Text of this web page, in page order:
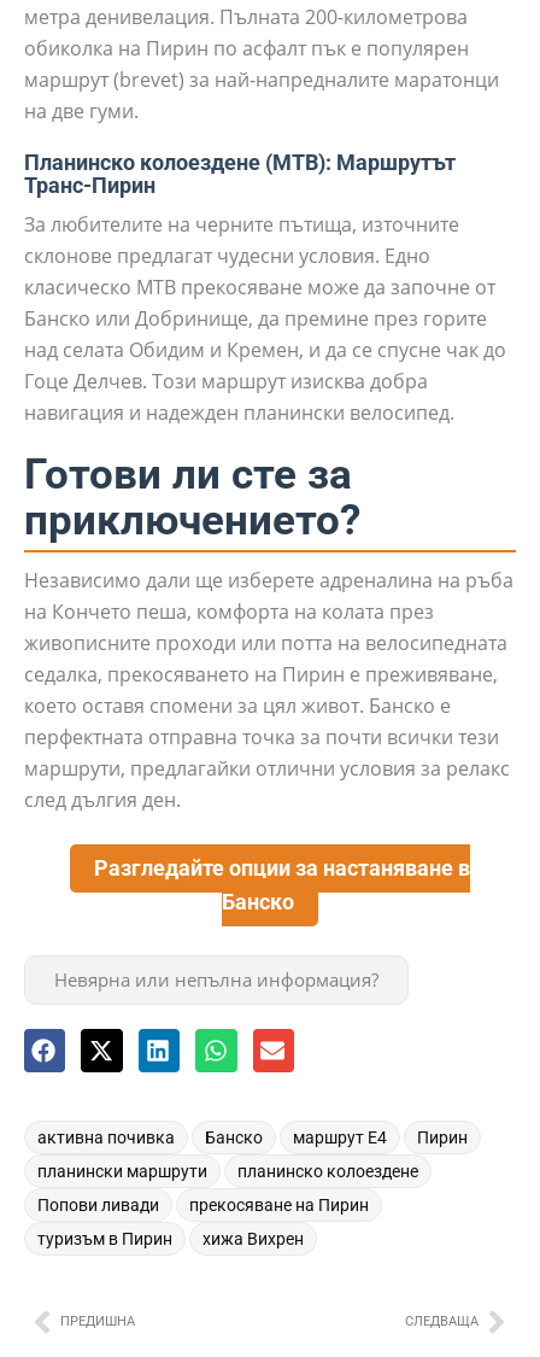
метра денивелация. Пълната 200-километрова
обиколка на Пирин по асфалт пък е популярен
маршрут (brevet) за най-напредналите маратонци
на две гуми.
Планинско колоездене (MTB): Маршрутът
Транс-Пирин
За любителите на черните пътища, източните
склонове предлагат чудесни условия. Едно
класическо MTB прекосяване може да започне от
Банско или Добринище, да премине през горите
над селата Обидим и Кремен, и да се спусне чак до
Гоце Делчев. Този маршрут изисква добра
навигация и надежден планински велосипед.
Готови ли сте за
приключението?
Независимо дали ще изберете адреналина на ръба
на Кончето пеша, комфорта на колата през
живописните проходи или потта на велосипедната
седалка, прекосяването на Пирин е преживяване,
което оставя спомени за цял живот. Банско е
перфектната отправна точка за почти всички тези
маршрути, предлагайки отлични условия за релакс
след дългия ден.
Разгледайте опции за настаняване в
Банско
Невярна или непълна информация?
активна почивка Банско маршрут Е4 Пирин
планински маршрути планинско колоездене
Попови ливади прекосяване на Пирин
туризъм в Пирин хижа Вихрен
ПРЕДИШНА СЛЕДВАЩА